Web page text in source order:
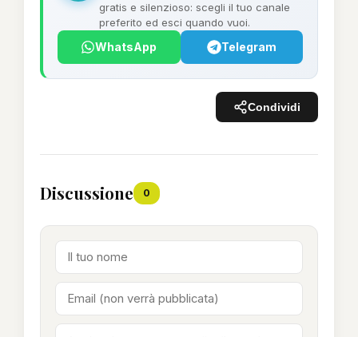
gratis e silenzioso: scegli il tuo canale
preferito ed esci quando vuoi.
WhatsApp Telegram
Condividi
Discussione 0